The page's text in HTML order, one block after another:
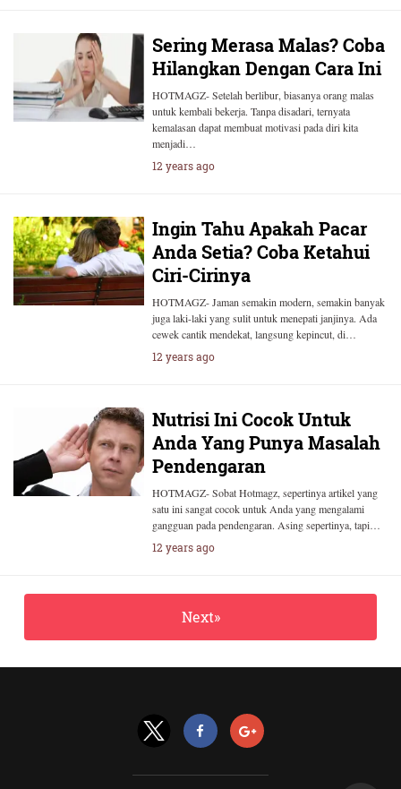
Sering Merasa Malas? Coba
Hilangkan Dengan Cara Ini
HOTMAGZ- Setelah berlibur, biasanya orang malas
untuk kembali bekerja. Tanpa disadari, ternyata
kemalasan dapat membuat motivasi pada diri kita
menjadi…
12 years ago
Ingin Tahu Apakah Pacar
Anda Setia? Coba Ketahui
Ciri-Cirinya
HOTMAGZ- Jaman semakin modern, semakin banyak
juga laki-laki yang sulit untuk menepati janjinya. Ada
cewek cantik mendekat, langsung kepincut, di…
12 years ago
Nutrisi Ini Cocok Untuk
Anda Yang Punya Masalah
Pendengaran
HOTMAGZ- Sobat Hotmagz, sepertinya artikel yang
satu ini sangat cocok untuk Anda yang mengalami
gangguan pada pendengaran. Asing sepertinya, tapi…
12 years ago
Next»